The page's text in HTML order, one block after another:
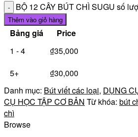
BỘ 12 CÂY BÚT CHÌ SUGU số
Thêm vào giỏ hàng
Bảng giá
Price
1 - 4
₫35,000
5+
₫30,000
Danh mục: Bút viết các loại, DỤNG
CỤ HỌC TẬP CƠ BẢN Từ khóa: bút
chì
Browse